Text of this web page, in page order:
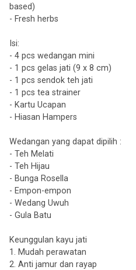
based)
- Fresh herbs
Isi:
- 4 pcs wedangan mini
- 1 pcs gelas jati (9 x 8 cm)
- 1 pcs sendok teh jati
- 1 pcs tea strainer
- Kartu Ucapan
- Hiasan Hampers
Wedangan yang dapat dipilih :
- Teh Melati
- Teh Hijau
- Bunga Rosella
- Empon-empon
- Wedang Uwuh
- Gula Batu
Keunggulan kayu jati
1. Mudah perawatan
2. Anti jamur dan rayap